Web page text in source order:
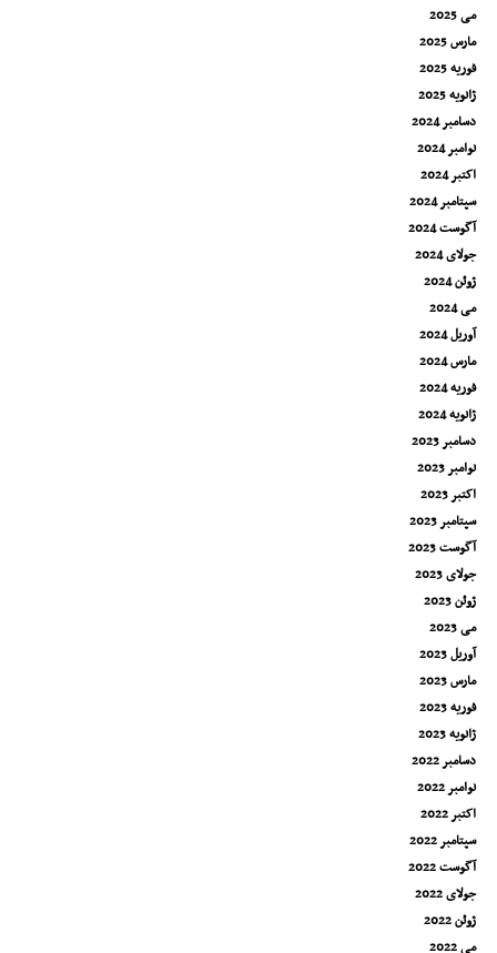
می 2025
مارس 2025
فوریه 2025
ژانویه 2025
دسامبر 2024
نوامبر 2024
اکتبر 2024
سپتامبر 2024
آگوست 2024
جولای 2024
ژوئن 2024
می 2024
آوریل 2024
مارس 2024
فوریه 2024
ژانویه 2024
دسامبر 2023
نوامبر 2023
اکتبر 2023
سپتامبر 2023
آگوست 2023
جولای 2023
ژوئن 2023
می 2023
آوریل 2023
مارس 2023
فوریه 2023
ژانویه 2023
دسامبر 2022
نوامبر 2022
اکتبر 2022
سپتامبر 2022
آگوست 2022
جولای 2022
ژوئن 2022
می 2022